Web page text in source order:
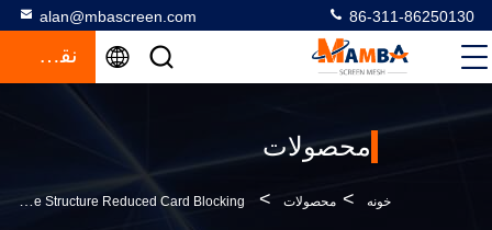
alan@mbascreen.com 86-311-86250130
نقل قول
محصولات
خونه > محصولات >
Flexibility Modular Screen Panels Unique Structure Reduced Card Blocking